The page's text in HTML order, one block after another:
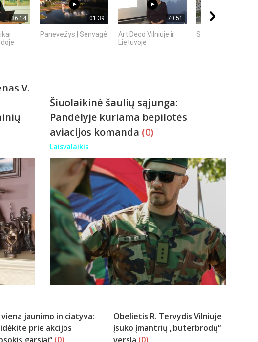
36:14 01:39
Panevėžys | Senvagė
70:51
Art Deco Vilniuje ir
Lietuvoje
Sakurų parkas | 2023
V.
Šiuolaikinė šaulių sąjunga:
Pandėlyje kuriama bepilotės
aviacijos komanda (0)
Laisvalaikis
viena jaunimo iniciatyva:
prie akcijos
garsiai“ (0)
Obelietis R. Tervydis Vilniuje
įsuko įmantrių „buterbrodų“
verslą (0)